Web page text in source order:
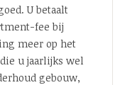
U betaalt
fee bij
meer op het
u jaarlijks wel
gebouw,